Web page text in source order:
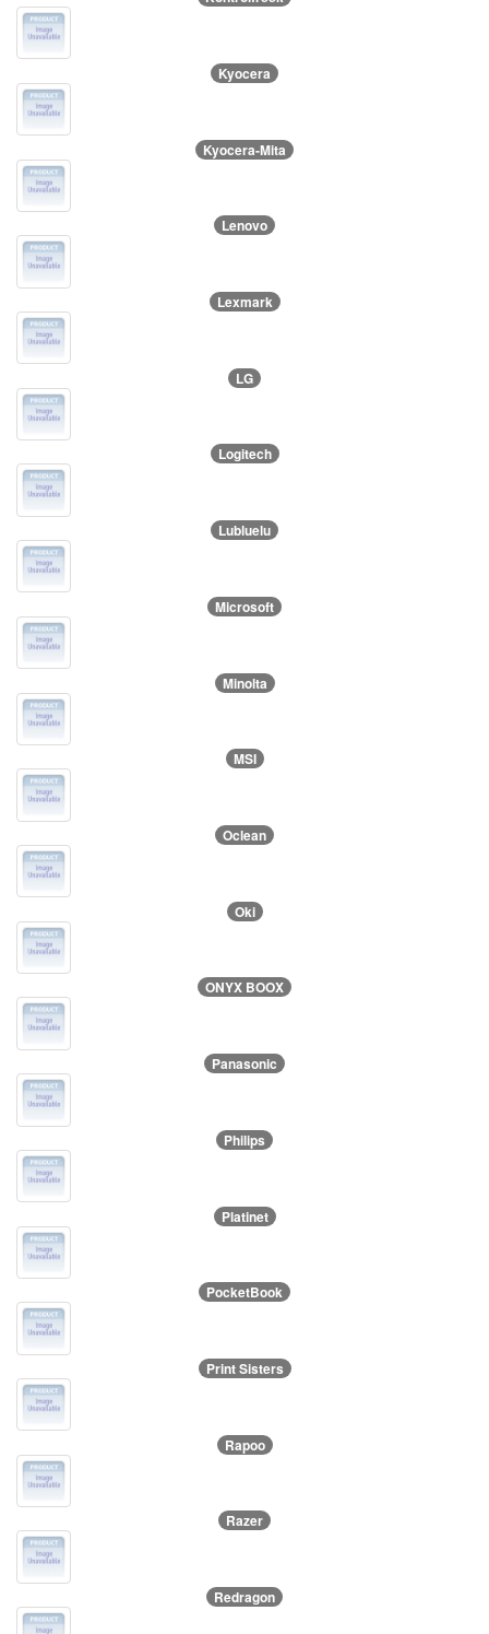
Kyocera
Kyocera-Mita
Lenovo
Lexmark
LG
Logitech
Lubluelu
Microsoft
Minolta
MSI
Oclean
Oki
ONYX BOOX
Panasonic
Philips
Platinet
PocketBook
Print Sisters
Rapoo
Razer
Redragon